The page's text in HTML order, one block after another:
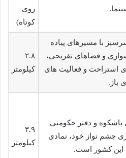
روی
کوتاه)
با مسیرهای پیاده
و فضاهای تفریحی،
استراحت و فعالیت های
باز.
۲.۸
کیلومتر
باشکوه و دفتر حکومتی
چشم نواز خود، نمادی
این کشور است.
۳.۹
کیلومتر